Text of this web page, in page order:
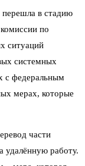
перешла в стадию
по
ситуаций
системных
с федеральным
мерах, которые
части
удалённую работу.